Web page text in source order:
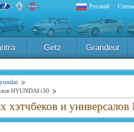
Русский Статьи
Getz Grandeur
HYUNDAI i30
хэтчбеков и